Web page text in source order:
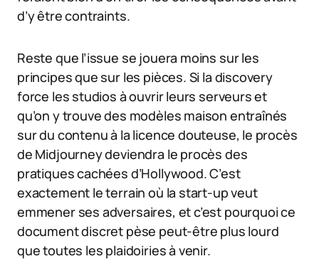
d’y être contraints.
Reste que l’issue se jouera moins sur les
principes que sur les pièces. Si la discovery
force les studios à ouvrir leurs serveurs et
qu’on y trouve des modèles maison entraînés
sur du contenu à la licence douteuse, le procès
de Midjourney deviendra le procès des
pratiques cachées d’Hollywood. C’est
exactement le terrain où la start-up veut
emmener ses adversaires, et c’est pourquoi ce
document discret pèse peut-être plus lourd
que toutes les plaidoiries à venir.